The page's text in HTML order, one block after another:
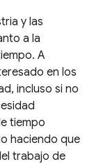
y las
a la
A
en los
incluso si no
tiempo
haciendo que
trabajo de